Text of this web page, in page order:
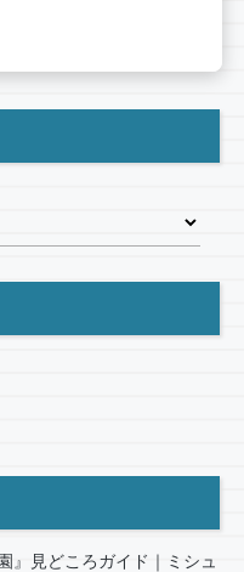
』見どころガイド｜ミシュ